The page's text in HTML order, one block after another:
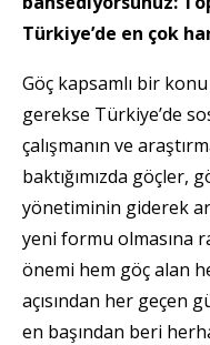
Türkiye’de en çok
Göç kapsamlı bir
gerekse Türkiye’de
çalışmanın ve
baktığımızda göçler,
yönetiminin giderek
yeni formu olmasına
önemi hem göç alan
açısından her geçen
en başından beri